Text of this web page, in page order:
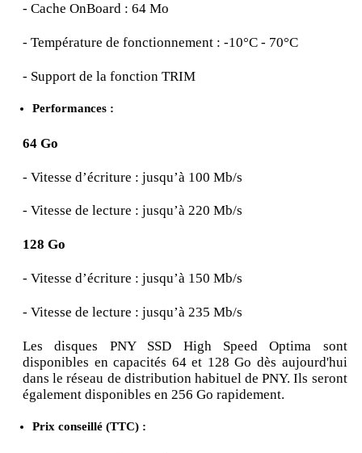
- Cache OnBoard : 64 Mo
- Température de fonctionnement : -10°C - 70°C
- Support de la fonction TRIM
Performances :
64 Go
- Vitesse d’écriture : jusqu’à 100 Mb/s
- Vitesse de lecture : jusqu’à 220 Mb/s
128 Go
- Vitesse d’écriture : jusqu’à 150 Mb/s
- Vitesse de lecture : jusqu’à 235 Mb/s
Les disques PNY SSD High Speed Optima sont
disponibles en capacités 64 et 128 Go dès aujourd'hui
dans le réseau de distribution habituel de PNY. Ils seront
également disponibles en 256 Go rapidement.
Prix conseillé (TTC) :